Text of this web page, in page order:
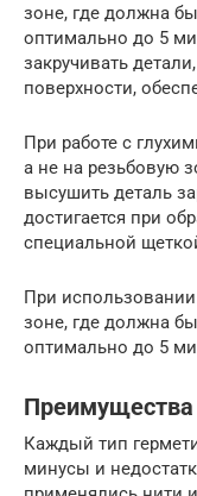
зоне, где должна
оптимально до 5
закручивать
поверхности,
При работе с
а не на резьбовую
высушить деталь
достигается при
специальной
При
зоне, где должна
оптимально до 5
Каждый тип
минусы и